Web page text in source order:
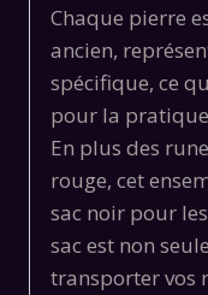
Chaque pierre
ancien,
spécifique, ce
pour la
En plus des
rouge, cet
sac noir pour
sac est non
transporter vos